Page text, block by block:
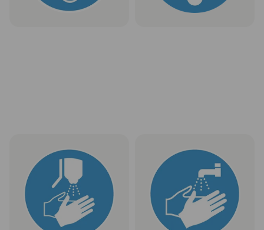
Ženklas „Dezinfekuoti rankas“
1 vnt. be PVM nuo
Rinktis
Ženklas „Būtina plauti rankas“
1 vnt. be PVM nuo
Rinktis